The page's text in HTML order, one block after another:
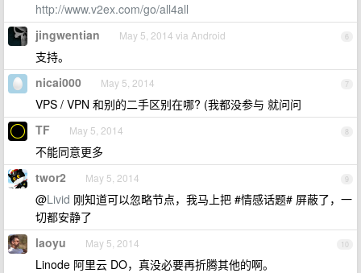
http://www.v2ex.com/go/all4all
6
jingwentian May 5, 2014 via Android
支持。
7
nicai000 May 5, 2014
VPS / VPN 和别的二手区别在哪? (我都没参与 就问问
8
TF May 5, 2014
不能同意更多
9
twor2 May 5, 2014
@Livid 刚知道可以忽略节点，我马上把 #情感话题# 屏蔽了，一
切都安静了
10
laoyu May 5, 2014
Linode 阿里云 DO，真没必要再折腾其他的啊。